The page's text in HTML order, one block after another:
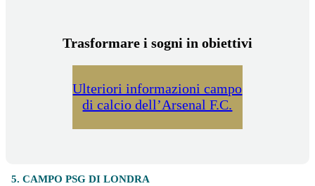
Trasformare i sogni in obiettivi
Ulteriori informazioni campo
di calcio dell’Arsenal F.C.
5. CAMPO PSG DI LONDRA